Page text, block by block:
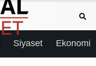
Siyaset Ekonomi